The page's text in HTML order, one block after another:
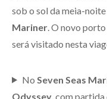
sob o sol da meia-
Mariner . O novo
será visitado nesta
No Seven Seas
Odyssey , com partida